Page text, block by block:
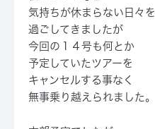
気持ちが休まらない日々を
過ごしてきましたが
今回の１４号も何とか
予定していたツアーを
キャンセルする事なく
無事乗り越えられました。